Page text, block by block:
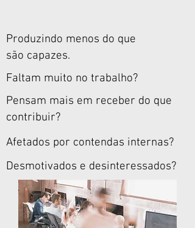
Produzindo menos do que
são capazes.
Faltam muito no trabalho?
Pensam mais em receber do que
contribuir?
Afetados por contendas internas?
Desmotivados e desinteressados?